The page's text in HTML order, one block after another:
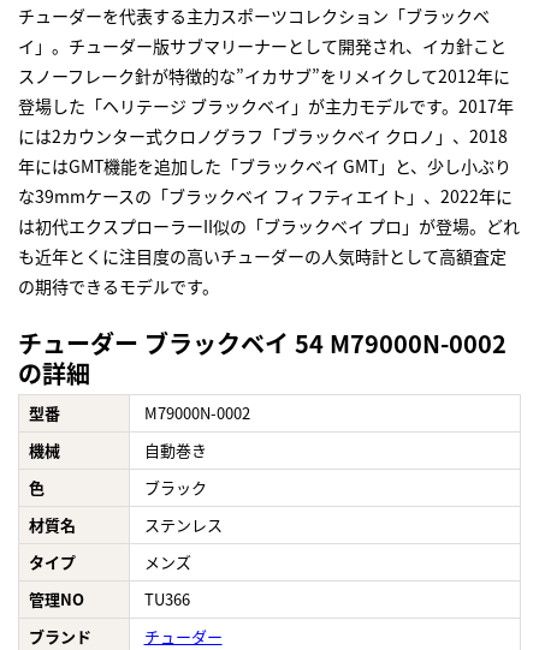
チューダーを代表する主力スポーツコレクション「ブラックベ
イ」。チューダー版サブマリーナーとして開発され、イカ針こと
スノーフレーク針が特徴的な”イカサブ”をリメイクして2012年に
登場した「ヘリテージ ブラックベイ」が主力モデルです。2017年
には2カウンター式クロノグラフ「ブラックベイ クロノ」、2018
年にはGMT機能を追加した「ブラックベイ GMT」と、少し小ぶり
な39mmケースの「ブラックベイ フィフティエイト」、2022年に
は初代エクスプローラーII似の「ブラックベイ プロ」が登場。どれ
も近年とくに注目度の高いチューダーの人気時計として高額査定
の期待できるモデルです。
チューダー ブラックベイ 54 M79000N-0002
の詳細
型番
M79000N-0002
機械
自動巻き
色
ブラック
材質名
ステンレス
タイプ
メンズ
管理NO
TU366
ブランド
チューダー